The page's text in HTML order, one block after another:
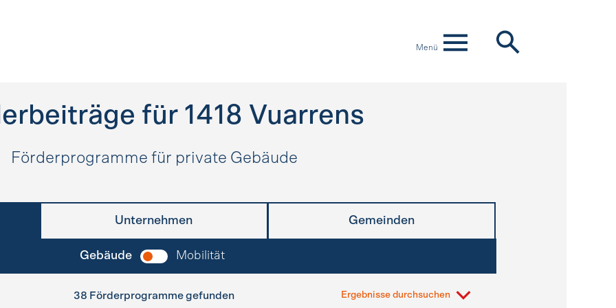
Menü
für 1418 Vuarrens
Förderprogramme für private Gebäude
Unternehmen Gemeinden
Gebäude Mobilität
38 Förderprogramme gefunden Ergebnisse durchsuchen